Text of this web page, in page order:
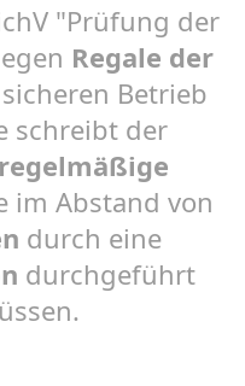
"Prüfung der
Regale der
Betrieb
schreibt der
regelmäßige
im Abstand von
durch eine
durchgeführt